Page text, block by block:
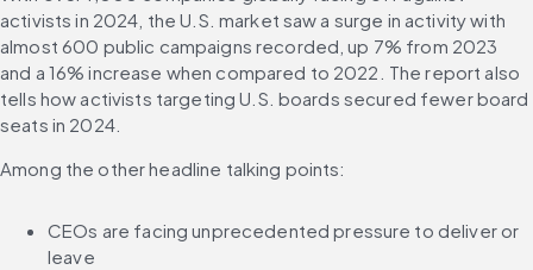
activists in 2024, the U.S. market saw a surge in activity with
almost 600 public campaigns recorded, up 7% from 2023
and a 16% increase when compared to 2022. The report also
tells how activists targeting U.S. boards secured fewer board
seats in 2024.
Among the other headline talking points:
CEOs are facing unprecedented pressure to deliver or
leave